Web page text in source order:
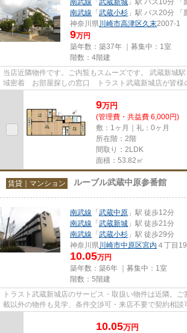
南武線 「 武蔵新城 」駅 バス10分
南武線 「武蔵小杉 」駅 バス20分
神奈川県川崎市高津区久末2007-1
9万円
築年数：築37年 ｜募集中： 1室
階数：4階建
当店近隣物件です。ご内覧もスムーズです。 武蔵新城
域密着 お部屋探しの窓口 トラスト武蔵新城店が皆様
9万円
(管理費・共益費 6,000円)
敷：1ヶ月｜礼：0ヶ月
所在階：2階
間取り：2LDK
面積：53.82㎡
賃貸｜マンション ルーブル武蔵中原参番館
南武線 「武蔵中原 」駅 徒歩12分
南武線 「武蔵新城 」駅 徒歩21分
南武線 「武蔵小杉 」駅 徒歩29分
神奈川県川崎市中原区宮内 ４丁目
10.05万円
築年数：築6年 ｜募集中： 1室
階数：5階建
トラスト武蔵新城店のサービス・取扱い物件は近隣。
載以外の物件も見学、条件交渉可・来店不要で契約相談
時無料駐車場有（要電話予約...
10.05万円